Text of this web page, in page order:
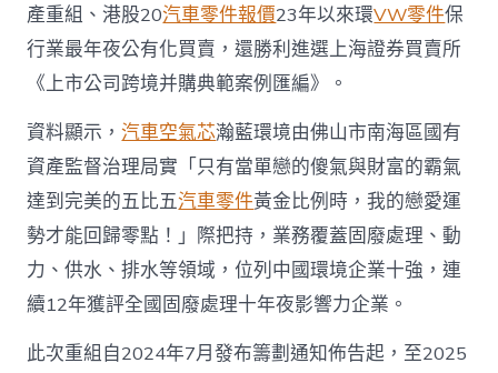
產重組、港股20汽車零件報價23年以來環VW零件保
行業最年夜公有化買賣，還勝利進選上海證券買賣所
《上市公司跨境并購典範案例匯編》。
資料顯示，汽車空氣芯瀚藍環境由佛山市南海區國有
資產監督治理局實「只有當單戀的傻氣與財富的霸氣
達到完美的五比五汽車零件黃金比例時，我的戀愛運
勢才能回歸零點！」際把持，業務覆蓋固廢處理、動
力、供水、排水等領域，位列中國環境企業十強，連
續12年獲評全國固廢處理十年夜影響力企業。
此次重組自2024年7月發布籌劃通知佈告起，至2025